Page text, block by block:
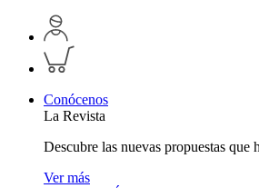
Acceder
a
perfil
personal
Inspeccionar
carrito
Conócenos
La Revista
Descubre las nuevas propuestas que
Ver más